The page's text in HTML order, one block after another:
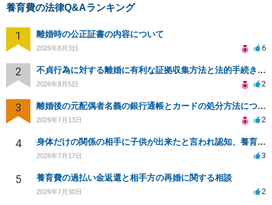
養育費の法律Q&Aランキング
1 離婚時の公正証書の内容について
2026年8月3日 6
2 不貞行為に対する離婚に有利な証拠収集方法と法的手続きについて
2026年8月5日 2
3 離婚後の元配偶者名義の銀行通帳とカードの処分方法について
2026年7月13日 2
4 身体だけの関係の相手に子供が出来たと言われ認知、養育費を要求されているが自身の子供か分からない
2026年7月17日 3
5 養育費の過払い金返還と相手方の再婚に関する相談
2026年7月30日 2